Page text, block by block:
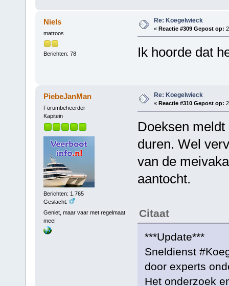
Niels
matroos
Berichten: 78
Re: Koegelwieck
« Reactie #309 Gepost op:
Ik hoorde dat
PiebeJanMan
Forumbeheerder
Kapitein
Berichten: 1.765
Geslacht:
Geniet, maar vaar met regelmaat
mee!
Re: Koegelwieck
« Reactie #310 Gepost op:
Doeksen
duren. Wel
van de
aantocht.
Citaat
***Update***
Sneldienst
door experts
Het onderzoek